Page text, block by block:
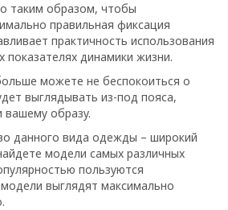
таким образом, чтобы
правильная фиксация
практичность использования
динамики жизни.
можете не беспокоиться о
выглядывать из-под пояса,
вашему образу.
данного вида одежды – широкий
модели самых различных
пользуются
модели выглядят максимально